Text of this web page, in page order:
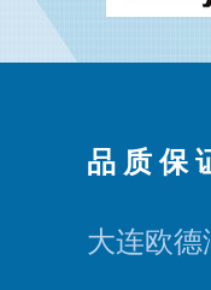
品 质 保
大连欧德